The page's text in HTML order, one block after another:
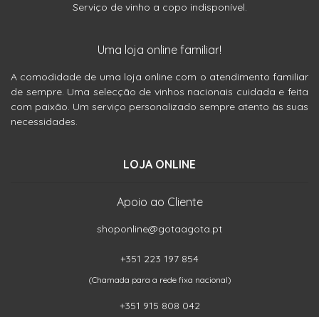
Serviço de vinho a copo indisponível.
Uma loja online familiar!
A comodidade de uma loja online com o atendimento familiar
de sempre. Uma selecção de vinhos nacionais cuidada e feita
com paixão. Um serviço personalizado sempre atento às suas
necessidades.
LOJA ONLINE
Apoio ao Cliente
shoponline@gotaagota.pt
+351 223 197 854
(Chamada para a rede fixa nacional)
+351 915 808 042